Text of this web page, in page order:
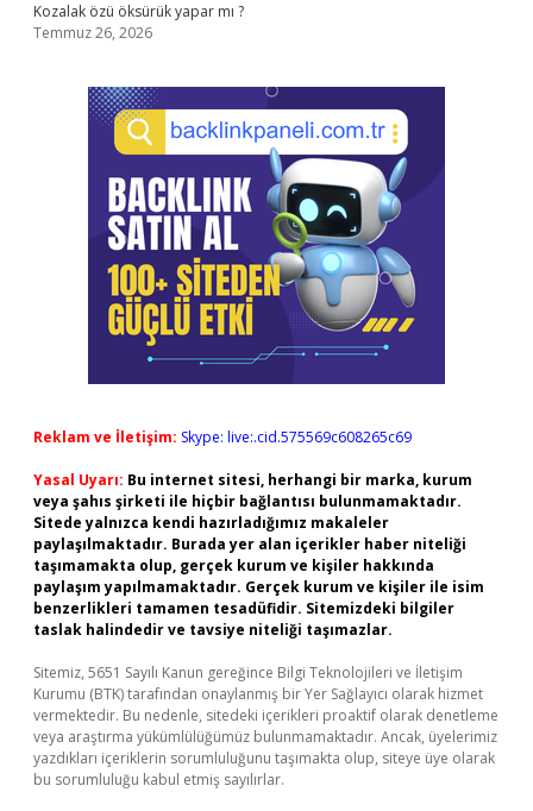
Kozalak özü öksürük yapar mı ?
Temmuz 26, 2026
Reklam ve İletişim: Skype: live:.cid.575569c608265c69
Yasal Uyarı: Bu internet sitesi, herhangi bir marka, kurum
veya şahıs şirketi ile hiçbir bağlantısı bulunmamaktadır.
Sitede yalnızca kendi hazırladığımız makaleler
paylaşılmaktadır. Burada yer alan içerikler haber niteliği
taşımamakta olup, gerçek kurum ve kişiler hakkında
paylaşım yapılmamaktadır. Gerçek kurum ve kişiler ile isim
benzerlikleri tamamen tesadüfidir. Sitemizdeki bilgiler
taslak halindedir ve tavsiye niteliği taşımazlar.
Sitemiz, 5651 Sayılı Kanun gereğince Bilgi Teknolojileri ve İletişim
Kurumu (BTK) tarafından onaylanmış bir Yer Sağlayıcı olarak hizmet
vermektedir. Bu nedenle, sitedeki içerikleri proaktif olarak denetleme
veya araştırma yükümlülüğümüz bulunmamaktadır. Ancak, üyelerimiz
yazdıkları içeriklerin sorumluluğunu taşımakta olup, siteye üye olarak
bu sorumluluğu kabul etmiş sayılırlar.